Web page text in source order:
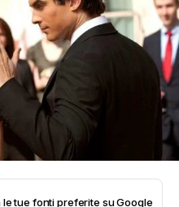
tue fonti preferite su Google